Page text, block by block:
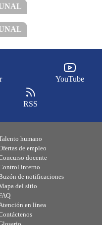
YouTube
RSS
humano
de empleo
docente
interno
de notificaciones
del sitio
en línea